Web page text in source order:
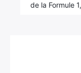
de la Formule